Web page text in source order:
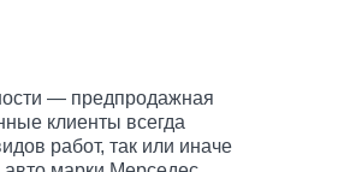
— предпродажная
клиенты всегда
работ, так или иначе